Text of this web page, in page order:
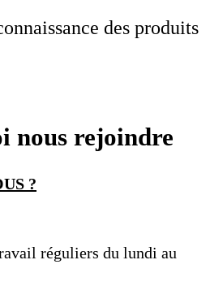
des produits
nous rejoindre
?
réguliers du lundi au